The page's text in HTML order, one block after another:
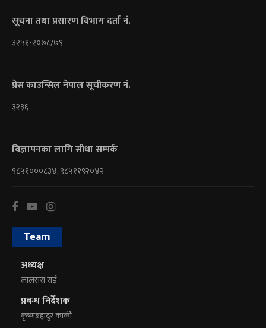
सूचना तथा प्रसारण विभाग दर्ता नं.
३२५१-२०७८/७९
प्रेस काउन्सिल नेपाल सूचीकरण नं.
३२३६
विज्ञापनका लागि सीधा सम्पर्क
९८५१०००८३४, ९८५११९२०४२
Team
अध्यक्ष
लालसरा राई
प्रबन्ध निर्देशक
कृष्णबहादुर कार्की